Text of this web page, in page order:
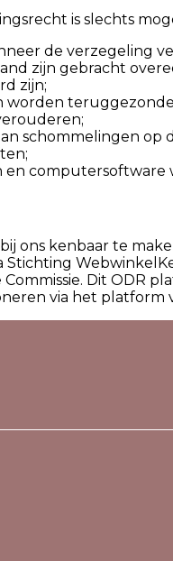
is slechts
de verzegeling
zijn gebracht
zijn;
worden
schommelingen
en
ons kenbaar te
Dit ODR
via het platform